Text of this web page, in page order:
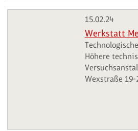
15.02.24
Werkstatt
Höhere
Wexstraße 19-